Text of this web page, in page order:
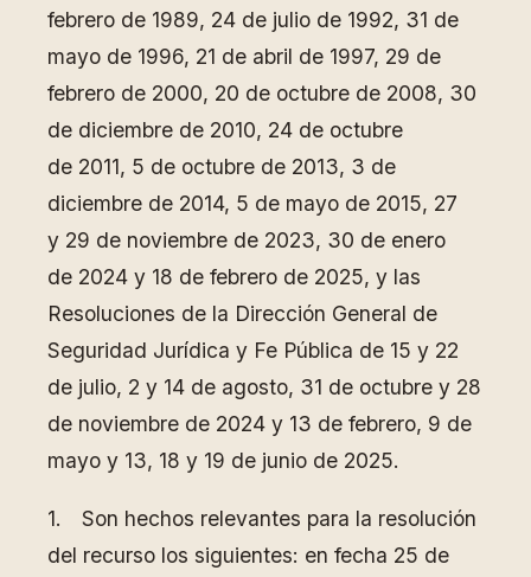
febrero de 1989, 24 de julio de 1992, 31 de
mayo de 1996, 21 de abril de 1997, 29 de
febrero de 2000, 20 de octubre de 2008, 30
de diciembre de 2010, 24 de octubre
de 2011, 5 de octubre de 2013, 3 de
diciembre de 2014, 5 de mayo de 2015, 27
y 29 de noviembre de 2023, 30 de enero
de 2024 y 18 de febrero de 2025, y las
Resoluciones de la Dirección General de
Seguridad Jurídica y Fe Pública de 15 y 22
de julio, 2 y 14 de agosto, 31 de octubre y 28
de noviembre de 2024 y 13 de febrero, 9 de
mayo y 13, 18 y 19 de junio de 2025.
1. Son hechos relevantes para la resolución
del recurso los siguientes: en fecha 25 de